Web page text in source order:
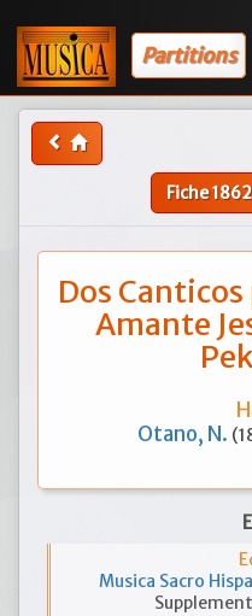
Partitions
Fiche
Dos
Amante
Otano, N.
Musica Sacro